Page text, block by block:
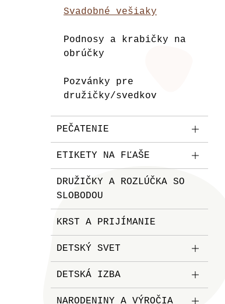
Svadobné vešiaky
Podnosy a krabičky na
obrúčky
Pozvánky pre
družičky/svedkov
PEČATENIE
ETIKETY NA FĽAŠE
DRUŽIČKY A ROZLÚČKA SO
SLOBODOU
KRST A PRIJÍMANIE
DETSKÝ SVET
DETSKÁ IZBA
NARODENINY A VÝROČIA